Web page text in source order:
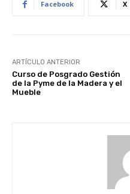
Facebook X
ARTÍCULO ANTERIOR
Curso de Posgrado Gestión
de la Pyme de la Madera y el
Mueble